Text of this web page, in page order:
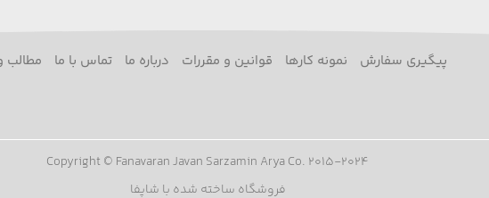
پیگیری سفارش نمونه کارها قوانین و مقررات درباره ما تماس با ما مطالب
Copyright © Fanavaran Javan Sarzamin Arya Co. 2015-2024
فروشگاه ساخته شده با شاپفا